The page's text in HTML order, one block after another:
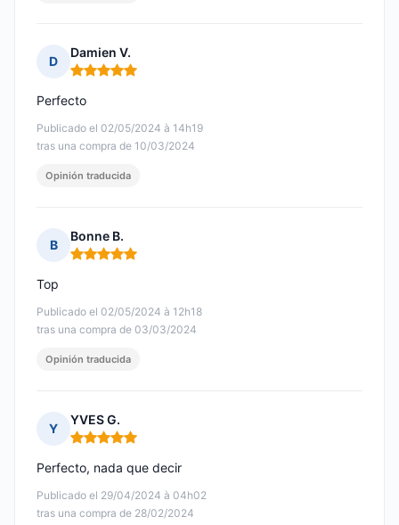
D
Damien V.
Nota: 5 de 5
Publicado el 02/05/2024 à 14h19
tras una compra de 10/03/2024
Perfecto
Opinión traducida
B
Bonne B.
Nota: 5 de 5
Publicado el 02/05/2024 à 12h18
tras una compra de 03/03/2024
Top
Opinión traducida
Y
YVES G.
Nota: 5 de 5
Publicado el 29/04/2024 à 04h02
tras una compra de 28/02/2024
Perfecto, nada que decir